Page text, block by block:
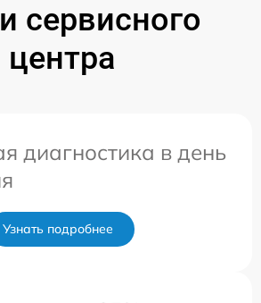
сервисного
центра
диагностика в день
Узнать подробнее